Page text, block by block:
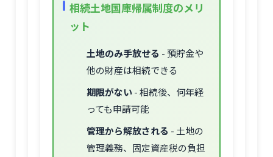
相続土地国庫帰属制度のメリ
ット
土地のみ手放せる - 預貯金や
他の財産は相続できる
期限がない- 相続後、何年経
っても申請可能
管理から解放される - 土地の
管理義務、固定資産税の負担